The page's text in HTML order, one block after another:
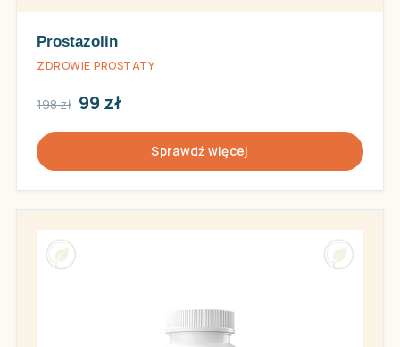
Prostazolin
ZDROWIE PROSTATY
198 zł 99 zł
Sprawdź więcej